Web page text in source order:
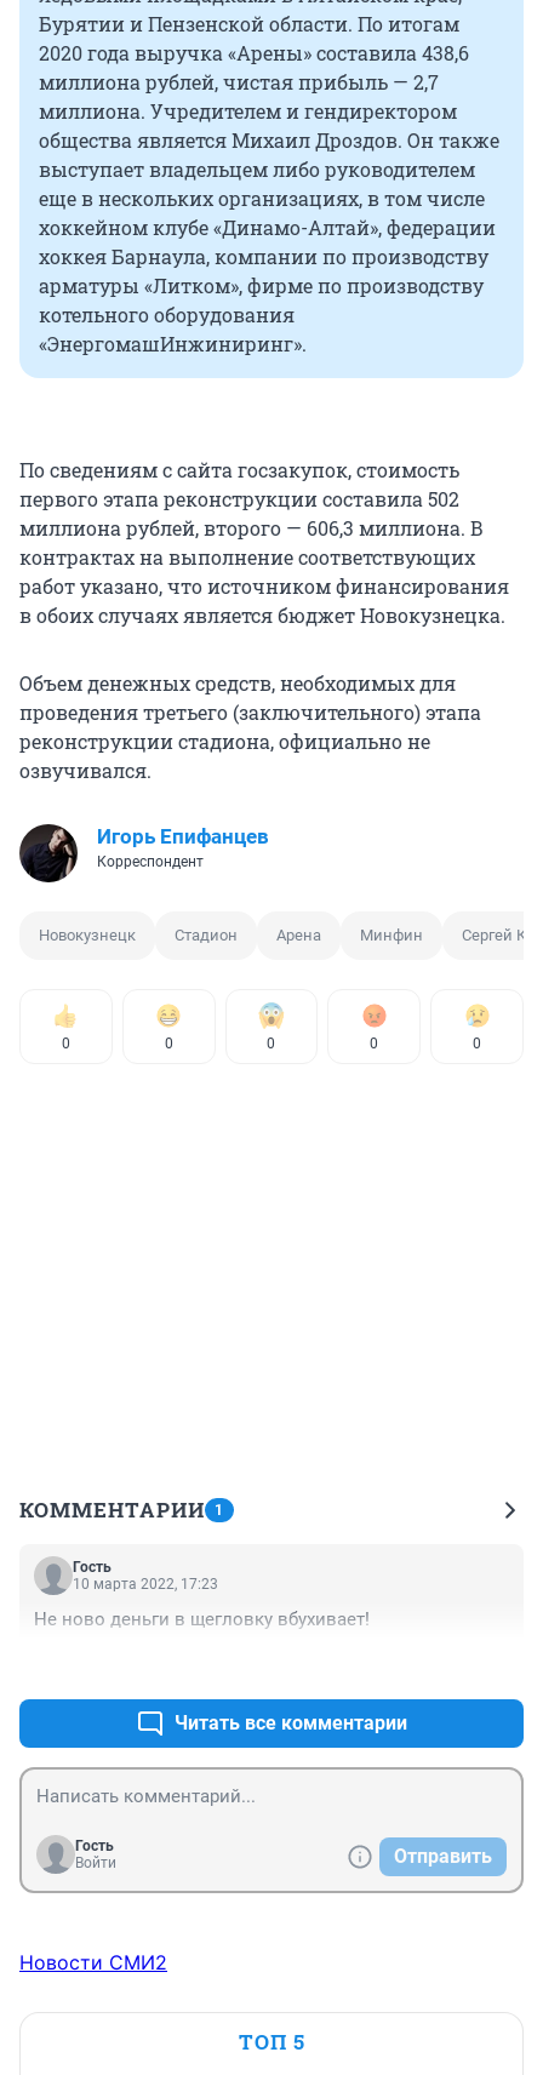
Бурятии и Пензенской области. По итогам
2020 года выручка «Арены» составила 438,6
миллиона рублей, чистая прибыль — 2,7
миллиона. Учредителем и гендиректором
общества является Михаил Дроздов. Он также
выступает владельцем либо руководителем
еще в нескольких организациях, в том числе
хоккейном клубе «Динамо-Алтай», федерации
хоккея Барнаула, компании по производству
арматуры «Литком», фирме по производству
котельного оборудования
«ЭнергомашИнжиниринг».
По сведениям с сайта госзакупок, стоимость
первого этапа реконструкции составила 502
миллиона рублей, второго — 606,3 миллиона. В
контрактах на выполнение соответствующих
работ указано, что источником финансирования
в обоих случаях является бюджет Новокузнецка.
Объем денежных средств, необходимых для
проведения третьего (заключительного) этапа
реконструкции стадиона, официально не
озвучивался.
Игорь Епифанцев
Корреспондент
Новокузнецк Стадион Арена Минфин Сергей
0 0 0 0 0
КОММЕНТАРИИ 1
Гость
10 марта 2022, 17:23
Не ново деньги в щегловку вбухивает!
Читать все комментарии
Гость
Войти
Отправить
Новости СМИ2
ТОП 5